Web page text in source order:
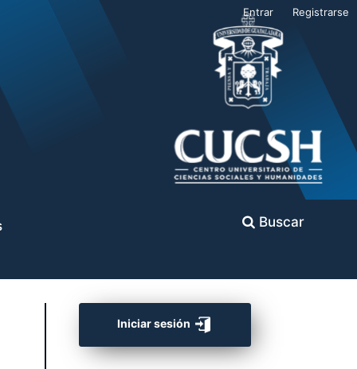
Buscar
Entrar Registrarse
Iniciar sesión